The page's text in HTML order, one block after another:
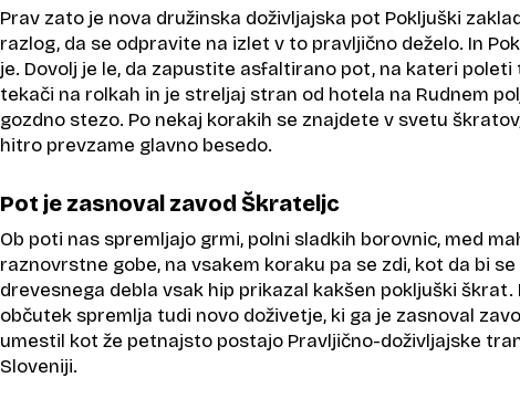
Prav zato je nova družinska doživljajska pot Pokljuški
razlog, da se odpravite na izlet v to pravljično deželo. In
je. Dovolj je le, da zapustite asfaltirano pot, na kateri
tekači na rolkah in je streljaj stran od hotela na Rudnem
gozdno stezo. Po nekaj korakih se znajdete v svetu
hitro prevzame glavno besedo.
Pot je zasnoval zavod Škrateljc
Ob poti nas spremljajo grmi, polni sladkih borovnic, med
raznovrstne gobe, na vsakem koraku pa se zdi, kot da bi
drevesnega debla vsak hip prikazal kakšen pokljuški škrat.
občutek spremlja tudi novo doživetje, ki ga je zasnoval
umestil kot že petnajsto postajo Pravljično-doživljajske
Sloveniji.